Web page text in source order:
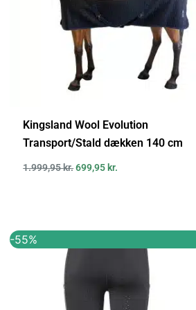
Kingsland Wool Evolution
Transport/Stald dækken 140 cm
1.999,95kr.699,95 kr.
-55%
oprindeligeaktuelle
249,95 kr..